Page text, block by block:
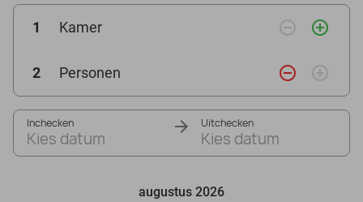
1 Kamer remove_circle_outline add_circle_outline
2 Personen remove_circle_outline add_circle_outline
Inchecken
Kies datum
Uitchecken
Kies datum
augustus 2026